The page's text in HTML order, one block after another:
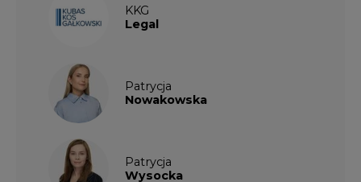
KKG
Legal
Patrycja
Nowakowska
Patrycja
Wysocka